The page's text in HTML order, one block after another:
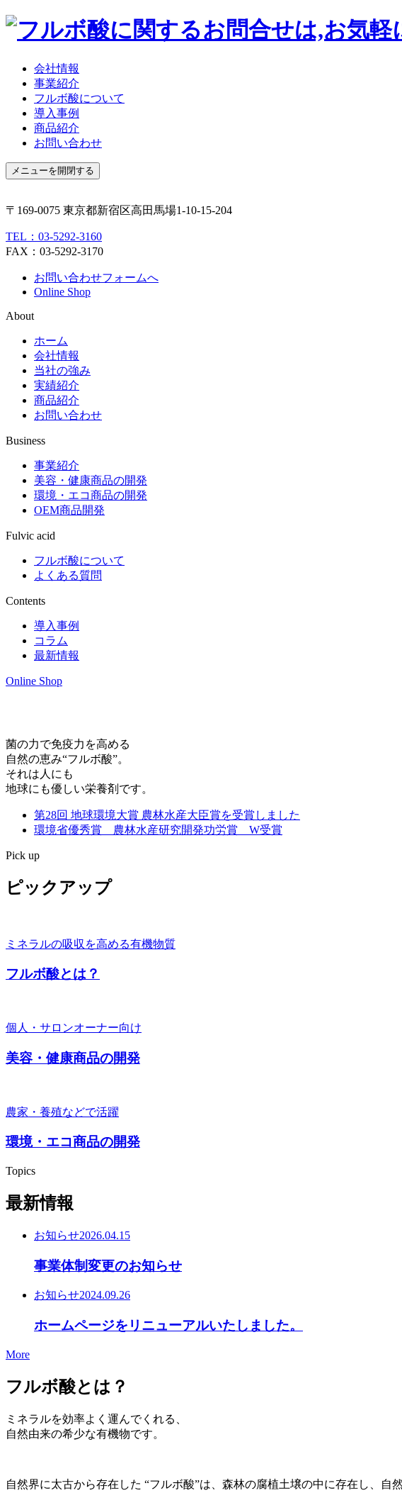
会社情報
事業紹介
フルボ酸について
導入事例
商品紹介
お問い合わせ
メニューを開閉する
〒169-0075 東京都新宿区高田馬場1-10-15-204
TEL：03-5292-3160
FAX：03-5292-3170
お問い合わせフォームへ
Online Shop
About
ホーム
会社情報
当社の強み
実績紹介
商品紹介
お問い合わせ
Business
事業紹介
美容・健康商品の開発
環境・エコ商品の開発
OEM商品開発
Fulvic acid
フルボ酸について
よくある質問
Contents
導入事例
コラム
最新情報
Online Shop
菌の力で免疫力を高める
自然の恵み“フルボ酸”。
それは人にも
地球にも優しい栄養剤です。
第28回 地球環境大賞 農林水産大臣賞を受賞しました
環境省優秀賞 農林水産研究開発功労賞 W受賞
Pick up
ピックアップ
ミネラルの吸収を高める有機物質
フルボ酸とは？
個人・サロンオーナー向け
美容・健康商品の開発
農家・養殖などで活躍
環境・エコ商品の開発
Topics
最新情報
お知らせ2026.04.15
事業体制変更のお知らせ
お知らせ2024.09.26
ホームページをリニューアルいたしました。
More
フルボ酸とは？
ミネラルを効率よく運んでくれる、
自然由来の希少な有機物です。
自然界に太古から存在した “フルボ酸”は、森林の腐植土壌の中に存在し、自